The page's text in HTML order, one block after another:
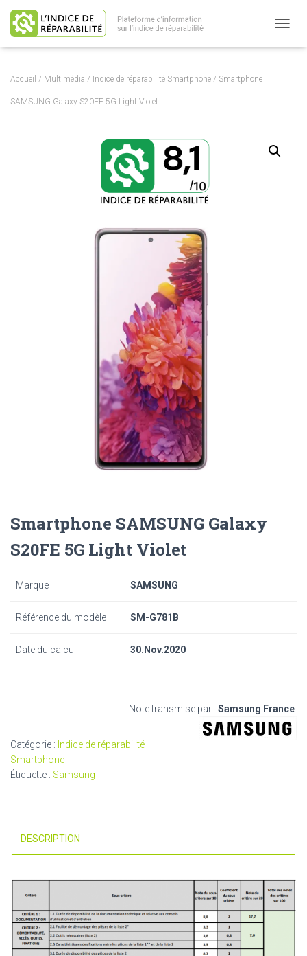
Accueil / Multimédia / Indice de réparabilité Smartphone / Smartphone
SAMSUNG Galaxy S20FE 5G Light Violet
Smartphone SAMSUNG Galaxy
S20FE 5G Light Violet
Marque SAMSUNG
Référence du modèle SM-G781B
Date du calcul 30.Nov.2020
Note transmise par : Samsung France
Catégorie : Indice de réparabilité
Smartphone
Étiquette : Samsung
DESCRIPTION